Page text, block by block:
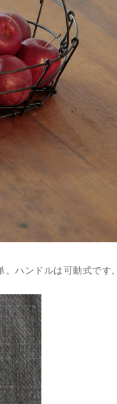
ハンドルは可動式です。